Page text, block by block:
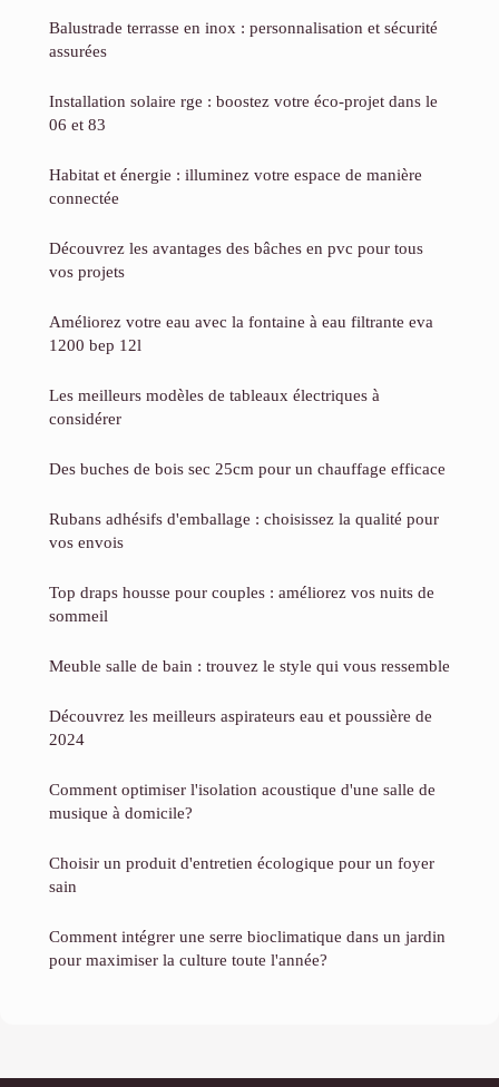
Balustrade terrasse en inox : personnalisation et sécurité
assurées
Installation solaire rge : boostez votre éco-projet dans le
06 et 83
Habitat et énergie : illuminez votre espace de manière
connectée
Découvrez les avantages des bâches en pvc pour tous
vos projets
Améliorez votre eau avec la fontaine à eau filtrante eva
1200 bep 12l
Les meilleurs modèles de tableaux électriques à
considérer
Des buches de bois sec 25cm pour un chauffage efficace
Rubans adhésifs d'emballage : choisissez la qualité pour
vos envois
Top draps housse pour couples : améliorez vos nuits de
sommeil
Meuble salle de bain : trouvez le style qui vous ressemble
Découvrez les meilleurs aspirateurs eau et poussière de
2024
Comment optimiser l'isolation acoustique d'une salle de
musique à domicile?
Choisir un produit d'entretien écologique pour un foyer
sain
Comment intégrer une serre bioclimatique dans un jardin
pour maximiser la culture toute l'année?